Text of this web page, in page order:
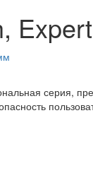
серия,